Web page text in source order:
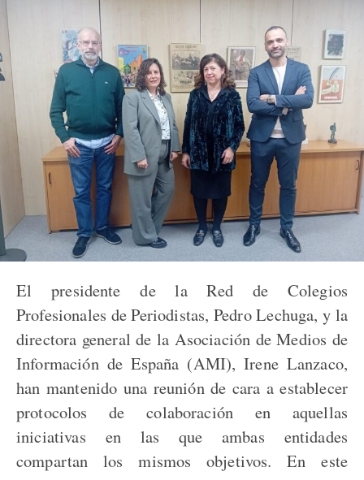
El presidente de la Red de Colegios
Profesionales de Periodistas, Pedro Lechuga, y la
directora general de la Asociación de Medios de
Información de España (AMI), Irene Lanzaco,
han mantenido una reunión de cara a establecer
protocolos de colaboración en aquellas
iniciativas en las que ambas entidades
compartan los mismos objetivos. En este